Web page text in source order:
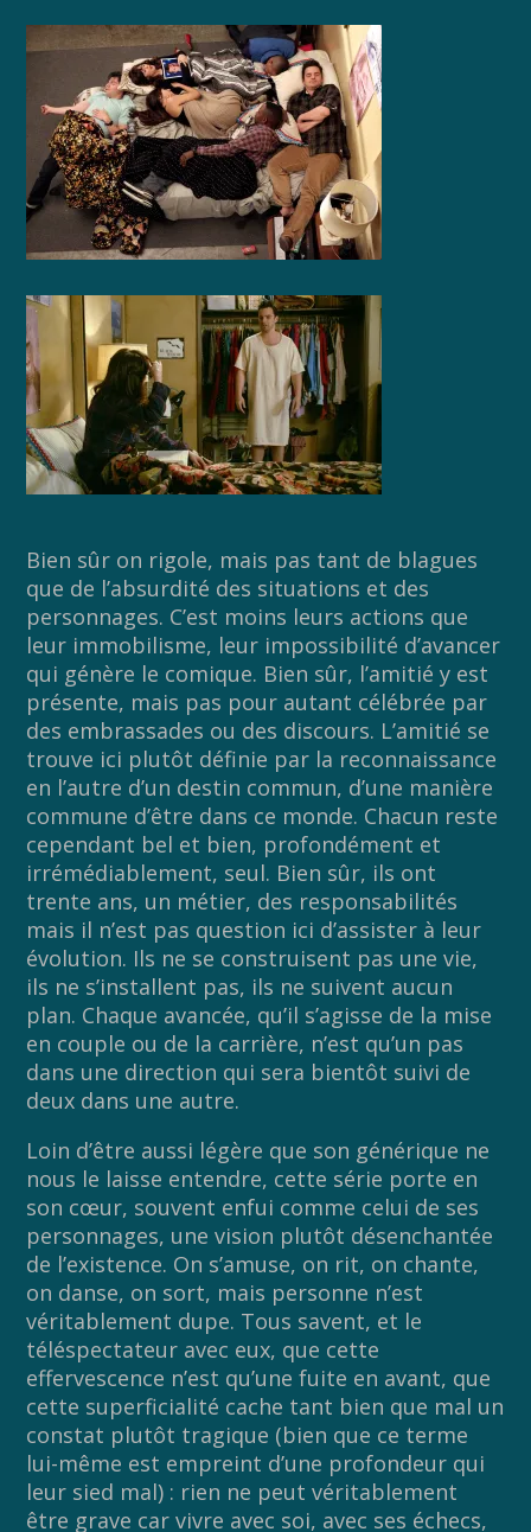
Bien sûr on rigole, mais pas tant de blagues
que de l’absurdité des situations et des
personnages. C’est moins leurs actions que
leur immobilisme, leur impossibilité d’avancer
qui génère le comique. Bien sûr, l’amitié y est
présente, mais pas pour autant célébrée par
des embrassades ou des discours. L’amitié se
trouve ici plutôt définie par la reconnaissance
en l’autre d’un destin commun, d’une manière
commune d’être dans ce monde. Chacun reste
cependant bel et bien, profondément et
irrémédiablement, seul. Bien sûr, ils ont
trente ans, un métier, des responsabilités
mais il n’est pas question ici d’assister à leur
évolution. Ils ne se construisent pas une vie,
ils ne s’installent pas, ils ne suivent aucun
plan. Chaque avancée, qu’il s’agisse de la mise
en couple ou de la carrière, n’est qu’un pas
dans une direction qui sera bientôt suivi de
deux dans une autre.
Loin d’être aussi légère que son générique ne
nous le laisse entendre, cette série porte en
son cœur, souvent enfui comme celui de ses
personnages, une vision plutôt désenchantée
de l’existence. On s’amuse, on rit, on chante,
on danse, on sort, mais personne n’est
véritablement dupe. Tous savent, et le
téléspectateur avec eux, que cette
effervescence n’est qu’une fuite en avant, que
cette superficialité cache tant bien que mal un
constat plutôt tragique (bien que ce terme
lui-même est empreint d’une profondeur qui
leur sied mal) : rien ne peut véritablement
être grave car vivre avec soi, avec ses échecs,